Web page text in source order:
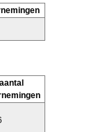
aantal